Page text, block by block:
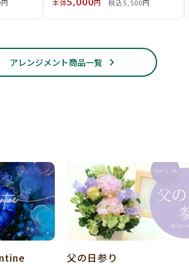
本体 円 税込5,500円
アレンジメント商品一覧
父の日参り